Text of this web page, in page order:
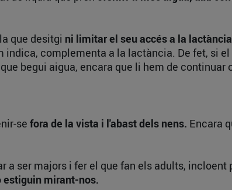
que desitgi ni limitar el seu accés a la lactància
complementa a la lactància. De fet, si
begui aigua, encara que li hem de continuar
se fora de la vista i l'abast dels nens. Encara
ser majors i fer el que fan els adults,
estiguin mirant-nos.